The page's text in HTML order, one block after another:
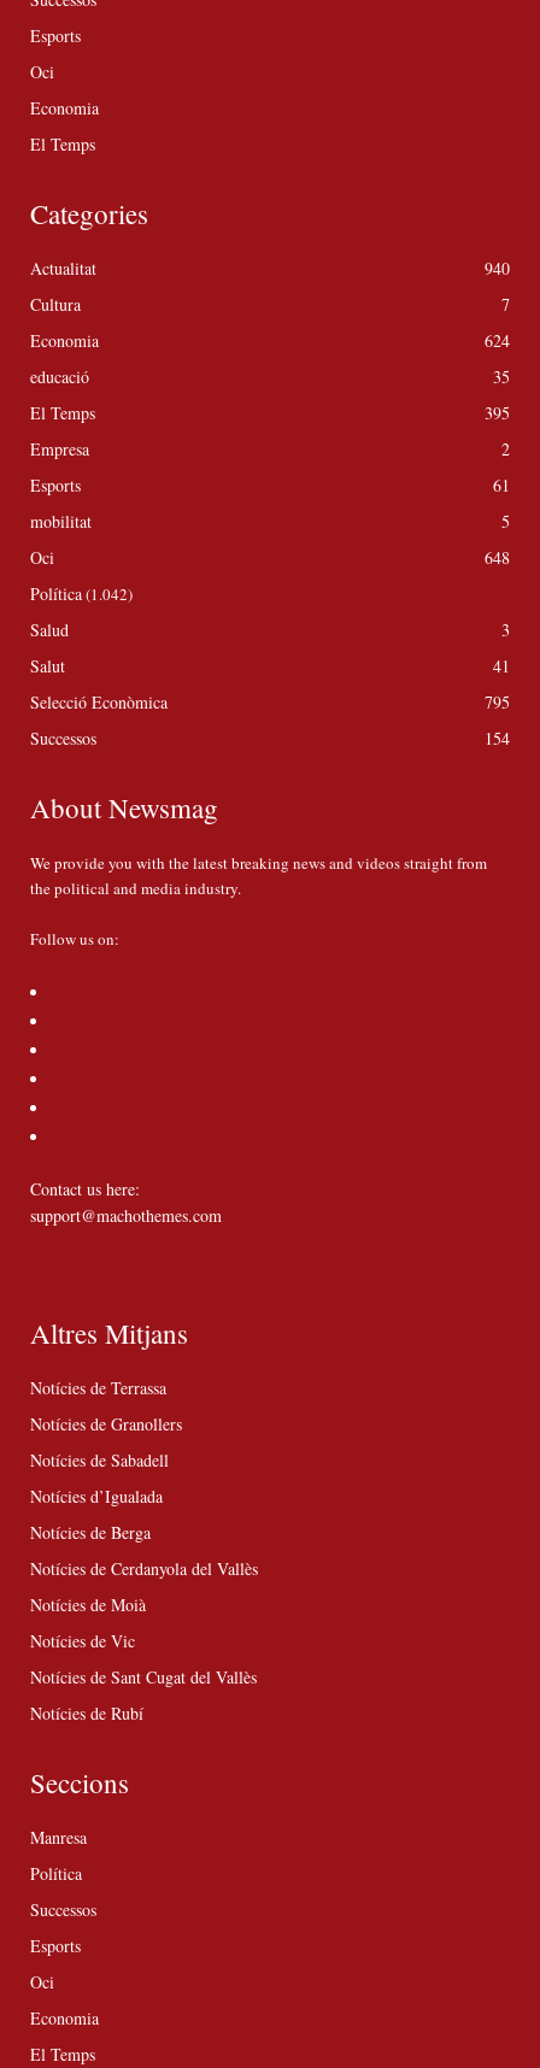
Esports
Oci
Economia
El Temps
Categories
Actualitat
940
Cultura
7
Economia
624
educació
35
El Temps
395
Empresa
2
Esports
61
mobilitat
5
Oci
648
Política(1.042)
Salud
3
Salut
41
Selecció Econòmica
795
Successos
154
About Newsmag
We provide you with the latest breaking news and videos straight from
the political and media industry.
Follow us on:
Contact us here:
support@machothemes.com
Altres Mitjans
Notícies de Terrassa
Notícies de Granollers
Notícies de Sabadell
Notícies d’Igualada
Notícies de Berga
Notícies de Cerdanyola del Vallès
Notícies de Moià
Notícies de Vic
Notícies de Sant Cugat del Vallès
Notícies de Rubí
Seccions
Manresa
Política
Successos
Esports
Oci
Economia
El Temps